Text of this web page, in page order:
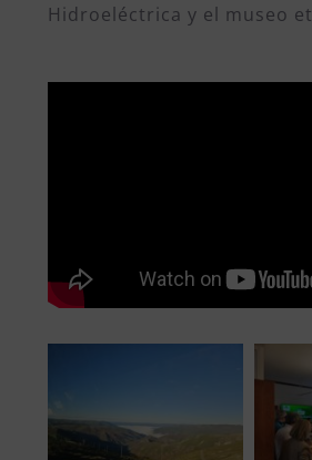
Hidroeléctrica y el museo